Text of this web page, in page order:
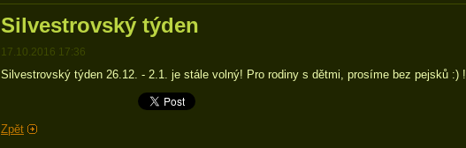
Silvestrovský týden
17.10.2016 17:36
Silvestrovský týden 26.12. - 2.1. je stále volný! Pro rodiny s dětmi, prosíme bez pejsků :) !
Zpět